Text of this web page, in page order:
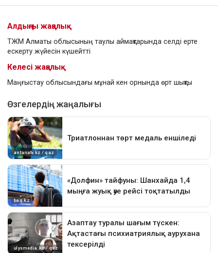
Алдыңғы жаңалық
ТЖМ Алматы облысының таулы аймақтарында селді ерте
ескерту жүйесін күшейтті
Келесі жаңалық
Маңғыстау облысындағы мұнай кен орнында өрт шықты